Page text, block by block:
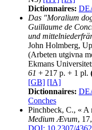
Dictionnaires:
Das "Moralium
Guillaume de
und
John Holmberg,
(Arbeten utgivna
Ekmans
61 + 217 p. + 1 pl.
[GB] [IA]
Dictionnaires:
Conches
Pinchbeck, C., « A
Medium Ævum,
DOI: 10.2307/